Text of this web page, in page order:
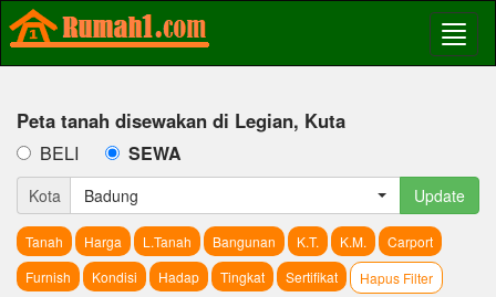
Peta tanah disewakan di Legian, Kuta
BELI SEWA
Kota Badung Update
Tanah Harga L.Tanah Bangunan K.T. K.M.
Carport
Furnish
Kondisi Hadap Tingkat Sertifikat Hapus Filter